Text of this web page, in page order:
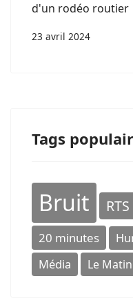
d'un rodéo routier
23 avril 2024
Tags
Bruit RTS
20 minutes
Média
Le Matin